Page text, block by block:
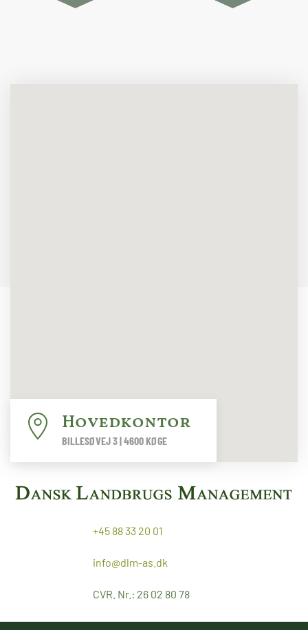
Hovedkontor
BILLESØVEJ 3 | 4600 KØGE
+45 88 33 20 01
info@dlm-as.dk
CVR. Nr.: 26 02 80 78